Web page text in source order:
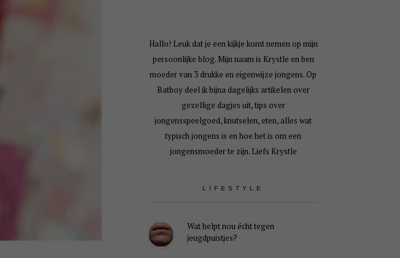
Hallo! Leuk dat je een kijkje komt nemen op mijn
persoonlijke blog. Mijn naam is Krystle en ben
moeder van 3 drukke en eigenwijze jongens. Op
Batboy deel ik bijna dagelijks artikelen over
gezellige dagjes uit, tips over
jongensspeelgoed, knutselen, eten, alles wat
typisch jongens is en hoe het is om een
jongensmoeder te zijn. Liefs Krystle
LIFESTYLE
Wat helpt nou écht tegen
jeugdpuistjes?